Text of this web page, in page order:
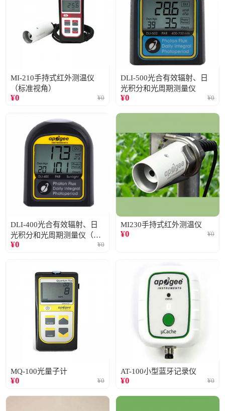
MI-210手持式红外测温仪
（标准视角）
¥0 ¥0
DLI-500光合有效辐射、日
光积分和光周期测量仪
¥0 ¥0
DLI-400光合有效辐射、日
光积分和光周期测量仪（仅
阳光）
¥0 ¥0
MI230手持式红外测温仪
¥0 ¥0
MQ-100光量子计
¥0 ¥0
AT-100小型蓝牙记录仪
¥0 ¥0